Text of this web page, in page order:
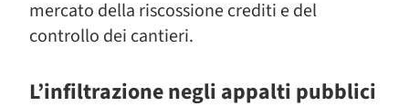
mercato della riscossione crediti e del
controllo dei cantieri.
L’infiltrazione negli appalti pubblici